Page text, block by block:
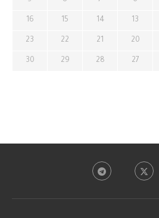
13
14
15
16
20
21
22
23
27
28
29
30